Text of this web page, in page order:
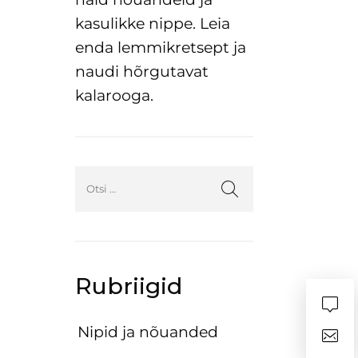
kasulikke nippe. Leia
enda lemmikretsept ja
naudi hõrgutavat
kalarooga.
Rubriigid
Nipid ja nõuanded